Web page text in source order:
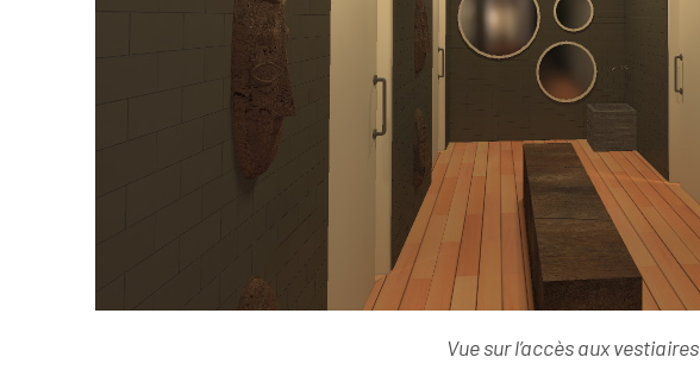
Vue sur l’accès aux vestiaires